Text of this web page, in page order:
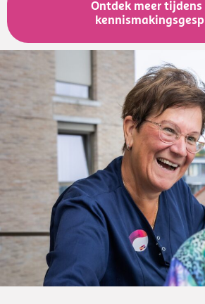
Ontdek meer tijdens